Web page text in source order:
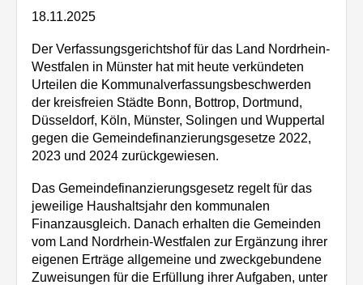
18.11.2025
Der Verfassungsgerichtshof für das Land Nordrhein-
Westfalen in Münster hat mit heute verkündeten
Urteilen die Kommunalverfassungsbeschwerden
der kreisfreien Städte Bonn, Bottrop, Dortmund,
Düsseldorf, Köln, Münster, Solingen und Wuppertal
gegen die Gemeindefinanzierungsgesetze 2022,
2023 und 2024 zurückgewiesen.
Das Gemeindefinanzierungsgesetz regelt für das
jeweilige Haushaltsjahr den kommunalen
Finanzausgleich. Danach erhalten die Gemeinden
vom Land Nordrhein-Westfalen zur Ergänzung ihrer
eigenen Erträge allgemeine und zweckgebundene
Zuweisungen für die Erfüllung ihrer Aufgaben, unter